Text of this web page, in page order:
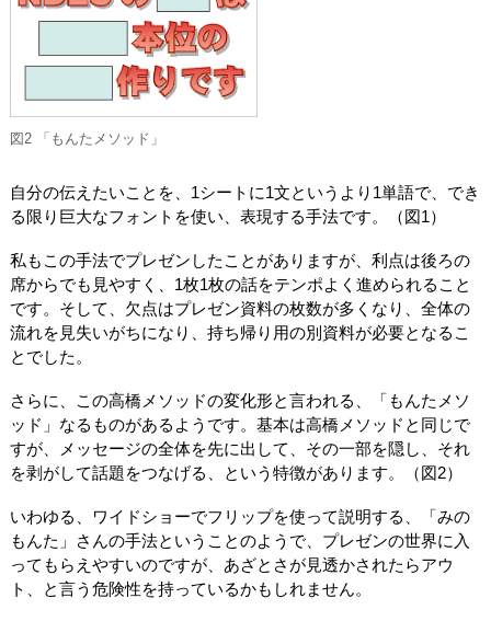
図2 「もんたメソッド」
自分の伝えたいことを、1シートに1文というより1単語で、でき
る限り巨大なフォントを使い、表現する手法です。（図1）
私もこの手法でプレゼンしたことがありますが、利点は後ろの
席からでも見やすく、1枚1枚の話をテンポよく進められること
です。そして、欠点はプレゼン資料の枚数が多くなり、全体の
流れを見失いがちになり、持ち帰り用の別資料が必要となるこ
とでした。
さらに、この高橋メソッドの変化形と言われる、「もんたメソ
ッド」なるものがあるようです。基本は高橋メソッドと同じで
すが、メッセージの全体を先に出して、その一部を隠し、それ
を剥がして話題をつなげる、という特徴があります。（図2）
いわゆる、ワイドショーでフリップを使って説明する、「みの
もんた」さんの手法ということのようで、プレゼンの世界に入
ってもらえやすいのですが、あざとさが見透かされたらアウ
ト、と言う危険性を持っているかもしれません。